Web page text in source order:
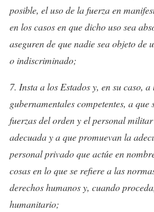
posible, el uso de la fuerza en
en los casos en que dicho uso sea
aseguren de que nadie sea objeto de
o indiscriminado;
7. Insta a los Estados y, en su caso,
gubernamentales competentes, a que
fuerzas del orden y el personal
adecuada y a que promuevan la
personal privado que actúe en
cosas en lo que se refiere a las
derechos humanos y, cuando
humanitario;